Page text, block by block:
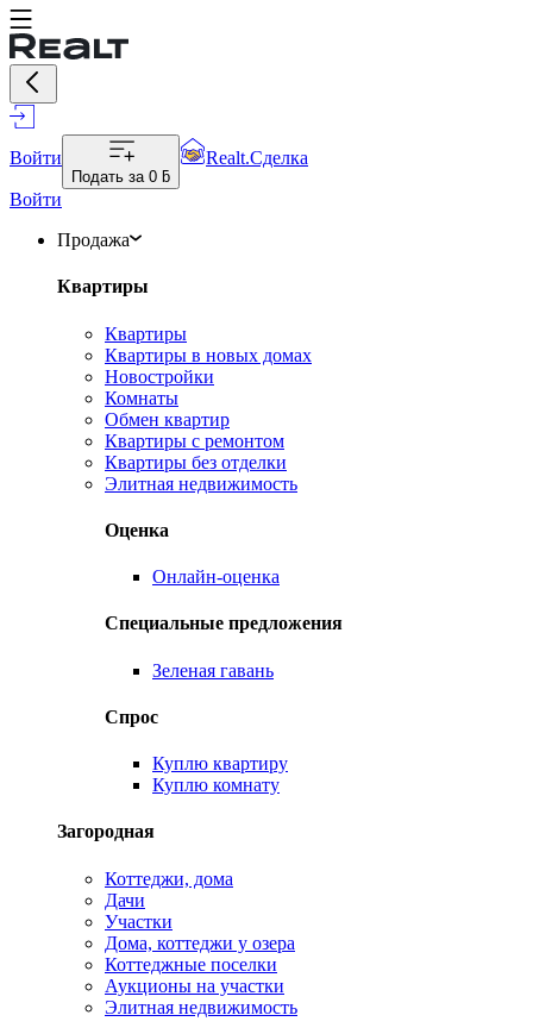
Войти
Подать за 0 ƃ
Realt.Сделка
Войти
Продажа
Квартиры
Квартиры
Квартиры в новых домах
Новостройки
Комнаты
Обмен квартир
Квартиры с ремонтом
Квартиры без отделки
Элитная недвижимость
Оценка
Онлайн-оценка
Специальные предложения
Зеленая гавань
Спрос
Куплю квартиру
Куплю комнату
Загородная
Коттеджи, дома
Дачи
Участки
Дома, коттеджи у озера
Коттеджные поселки
Аукционы на участки
Элитная недвижимость